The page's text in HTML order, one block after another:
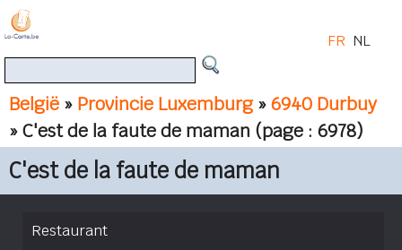
België » Provincie Luxemburg»6940 Durbuy
» C'est de la faute de maman (page : 6978)
FR NL
C'est de la faute de maman
Restaurant